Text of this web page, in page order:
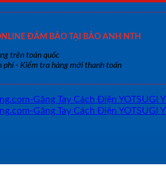
ĐẢM BẢO TẠI BẢO ANH NTH
trên toàn quốc
phí - Kiểm tra hàng mới thanh toán